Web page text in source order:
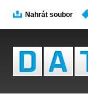
Nahrát soubor